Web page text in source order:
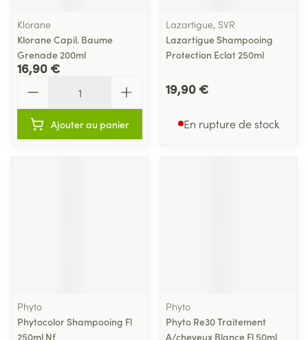
Klorane
Klorane Capil. Baume
Grenade 200ml
16,90 €
Ajouter au panier
Lazartigue, SVR
Lazartigue Shampooing
Protection Eclat 250ml
19,90 €
En rupture de stock
Phyto
Phytocolor Shampooing Fl
250ml Nf
Phyto
Phyto Re30 Traitement
A/cheveux Blance Fl 50ml